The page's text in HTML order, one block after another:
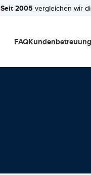
Seit 2005 vergleichen wir
FAQKundenbetreuung